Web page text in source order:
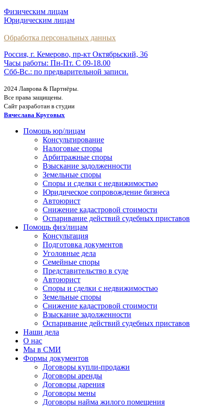
Физическим лицам
Юридическим лицам
Обработка персональных данных
Россия, г. Кемерово, пр-кт Октябрьский, 36
Часы работы: Пн-Пт. С 09-18.00
Сбб-Вс.: по предварительной записи.
2024 Лаврова & Партнёры.
Все права защищены.
Сайт разработан в студии
Вячеслава Круговых
Помощь юр/лицам
Консультирование
Налоговые споры
Арбитражные споры
Взыскание задолженности
Земельные споры
Споры и сделки с недвижимостью
Юридическое сопровождение бизнеса
Автоюрист
Снижение кадастровой стоимости
Оспаривание действий судебных приставов
Помощь физ/лицам
Консультация
Подготовка документов
Уголовные дела
Семейные споры
Представительство в суде
Автоюрист
Споры и сделки с недвижимостью
Земельные споры
Снижение кадастровой стоимости
Взыскание задолженности
Оспаривание действий судебных приставов
Наши дела
О нас
Мы в СМИ
Формы документов
Договоры купли-продажи
Договоры аренды
Договоры дарения
Договоры мены
Договоры найма жилого помещения